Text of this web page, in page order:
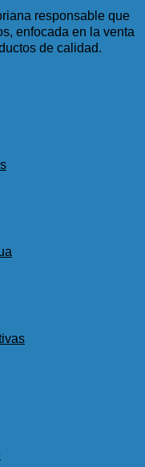
responsable que
enfocada en la venta
de calidad.